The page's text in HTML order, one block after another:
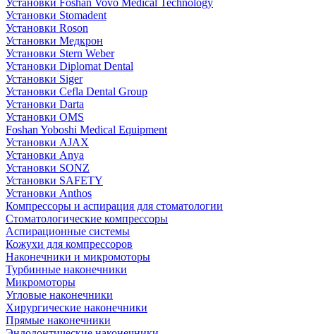
Установки Foshan Vovo Medical Technology
Установки Stomadent
Установки Roson
Установки Медкрон
Установки Stern Weber
Установки Diplomat Dental
Установки Siger
Установки Cefla Dental Group
Установки Darta
Установки OMS
Foshan Yoboshi Medical Equipment
Установки AJAX
Установки Anya
Установки SONZ
Установки SAFETY
Установки Anthos
Компрессоры и аспирация для стоматологии
Стоматологические компрессоры
Аспирационные системы
Кожухи для компрессоров
Наконечники и микромоторы
Турбинные наконечники
Микромоторы
Угловые наконечники
Хирургические наконечники
Прямые наконечники